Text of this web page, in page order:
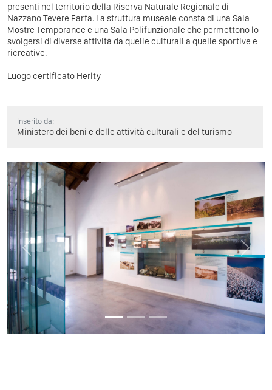
presenti nel territorio della Riserva Naturale Regionale di
Nazzano Tevere Farfa. La struttura museale consta di una Sala
Mostre Temporanee e una Sala Polifunzionale che permettono lo
svolgersi di diverse attività da quelle culturali a quelle sportive e
ricreative.
Luogo certificato Herity
Inserito da:
Ministero dei beni e delle attività culturali e del turismo
Previous Next